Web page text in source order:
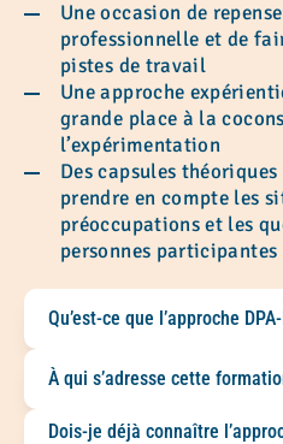
Une occasion de
professionnelle et de
pistes de travail
Une approche
grande place à la
l’expérimentation
Des capsules
prendre en compte les
préoccupations et les
personnes participantes
Qu’est-ce que l’approche
L’approche DPA-PC vise
pouvoir d’agir des
À qui s’adresse cette
Cette formation
Dois-je déjà connaître